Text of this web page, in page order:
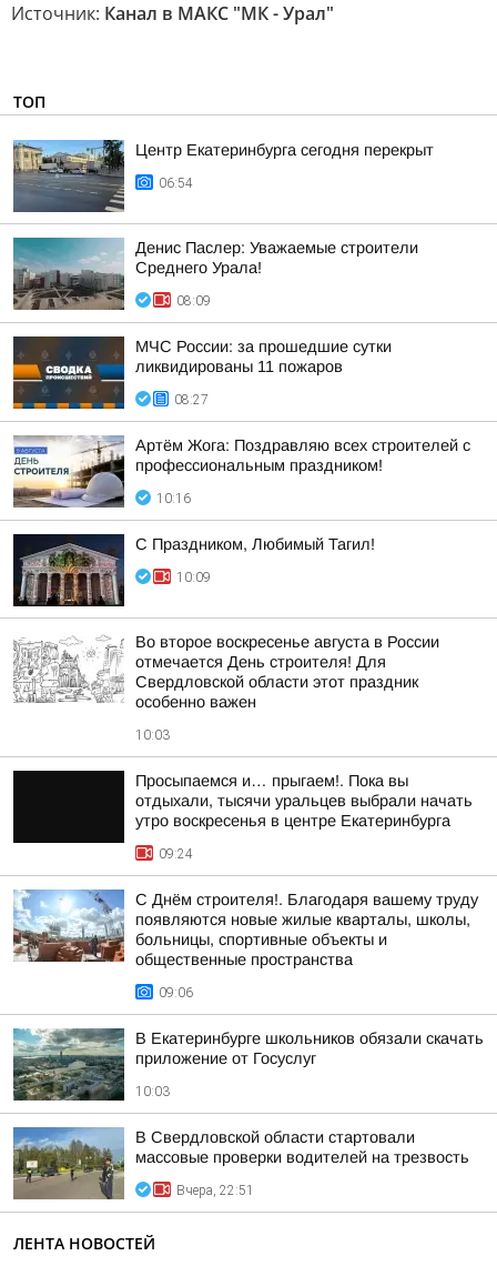
Источник: Канал в МАКС "МК - Урал"
ТОП
Центр Екатеринбурга сегодня перекрыт
06:54
Денис Паслер: Уважаемые строители
Среднего Урала!
08:09
МЧС России: за прошедшие сутки
ликвидированы 11 пожаров
08:27
Артём Жога: Поздравляю всех строителей с
профессиональным праздником!
10:16
С Праздником, Любимый Тагил!
10:09
Во второе воскресенье августа в России
отмечается День строителя! Для
Свердловской области этот праздник
особенно важен
10:03
Просыпаемся и… прыгаем!. Пока вы
отдыхали, тысячи уральцев выбрали начать
утро воскресенья в центре Екатеринбурга
09:24
С Днём строителя!. Благодаря вашему труду
появляются новые жилые кварталы, школы,
больницы, спортивные объекты и
общественные пространства
09:06
В Екатеринбурге школьников обязали скачать
приложение от Госуслуг
10:03
В Свердловской области стартовали
массовые проверки водителей на трезвость
Вчера, 22:51
ЛЕНТА НОВОСТЕЙ